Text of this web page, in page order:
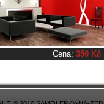
Cena: 350 Kč